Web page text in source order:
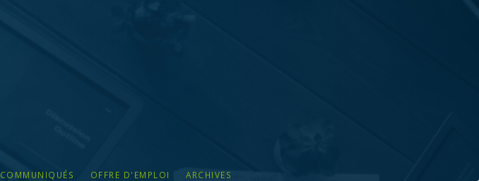
COMMUNIQUÉS OFFRE D'EMPLOI ARCHIVES